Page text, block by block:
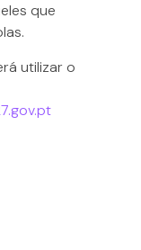
que
utilizar o